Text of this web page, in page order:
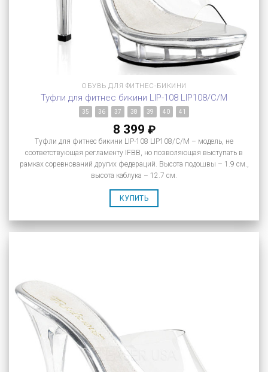
ОБУВЬ ДЛЯ ФИТНЕС-БИКИНИ
Туфли для фитнес бикини LIP-108 LIP108/C/M
35 36 37 38 39 40 41
8 399 ₽
Туфли для фитнес бикини LIP-108 LIP108/C/M – модель, не
соответствующая регламенту IFBB, но позволяющая выступать в
рамках соревнований других федераций. Высота подошвы – 1.9 см.,
высота каблука – 12.7 см.
КУПИТЬ